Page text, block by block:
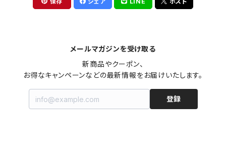
メールマガジンを受け取る
新商品やクーポン、
お得なキャンペーンなどの最新情報をお届けいたします。
登録